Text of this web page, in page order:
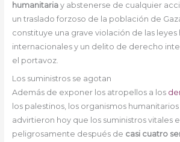
humanitariay abstenerse de cualquier
un traslado forzoso de la población de
constituye una grave violación de las leyes
internacionales y un delito de derecho
el portavoz.
Los suministros se agotan
Además de exponer los atropellos a los
los palestinos, los organismos humanitarios
advirtieron hoy que los suministros vitales
peligrosamente después de casi cuatro